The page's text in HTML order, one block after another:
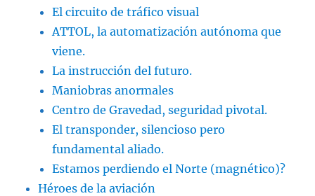
El circuito de tráfico visual
ATTOL, la automatización autónoma que
viene.
La instrucción del futuro.
Maniobras anormales
Centro de Gravedad, seguridad pivotal.
El transponder, silencioso pero
fundamental aliado.
Estamos perdiendo el Norte (magnético)?
Héroes de la aviación